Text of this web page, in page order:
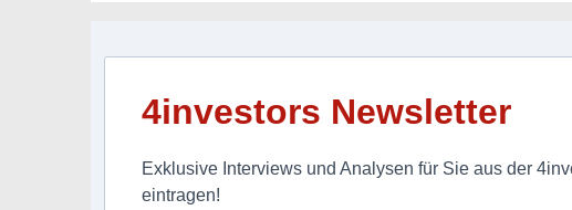
4investors Newsletter
Exklusive Interviews und Analysen für Sie aus der
eintragen!